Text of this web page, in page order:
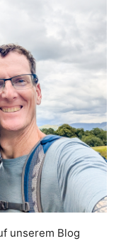
unserem Blog